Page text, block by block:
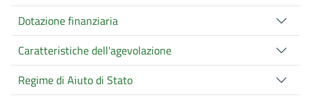
Dotazione finanziaria
Caratteristiche dell'agevolazione
Regime di Aiuto di Stato